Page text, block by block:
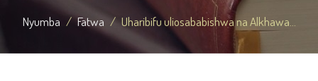
Nyumba Fatwa Uharibifu uliosababishwa na Alkhawa...